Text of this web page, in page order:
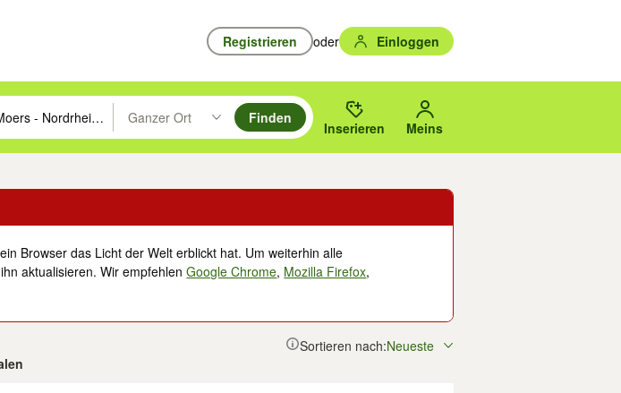
Registrieren oder Einloggen
mit den Pfeiltasten nach oben/unten durchsuchen und mit Eingabetaste auswählen.
Ort eingeben. Eingabetaste drücken um zu suchen, oder Vorschläge mit den Pfeiltasten nach oben/
Ganzer Ort
Suche im Umkreis des gewählten Orts oder PLZ.
Finden
Inserieren Meins
Browser das Licht der Welt erblickt hat. Um weiterhin alle
aktualisieren. Wir empfehlenGoogle Chrome, Mozilla Firefox,
Sortieren nach:Neueste